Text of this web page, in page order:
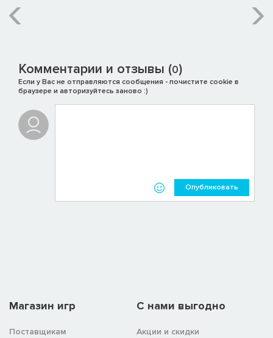
Комментарии и отзывы (0)
Если у Вас не отправляются сообщения - почистите cookie в
браузере и авторизуйтесь заново :)
Опубликовать
Магазин игр
Поставщикам
C нами выгодно
Акции и скидки